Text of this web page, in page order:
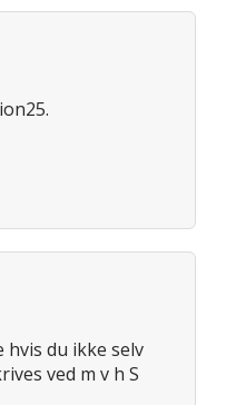
du ikke selv
ved m v h S